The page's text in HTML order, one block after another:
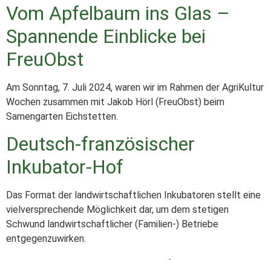
Vom Apfelbaum ins Glas –
Spannende Einblicke bei
FreuObst
Am Sonntag, 7. Juli 2024, waren wir im Rahmen der AgriKultur
Wochen zusammen mit Jakob Hörl (FreuObst) beim
Samengarten Eichstetten.
Deutsch-französischer
Inkubator-Hof
Das Format der landwirtschaftlichen Inkubatoren stellt eine
vielversprechende Möglichkeit dar, um dem stetigen
Schwund landwirtschaftlicher (Familien-) Betriebe
entgegenzuwirken.